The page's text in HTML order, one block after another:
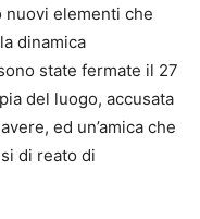
nuovi elementi che
dinamica
state fermate il 27
del luogo, accusata
ed un’amica che
di reato di